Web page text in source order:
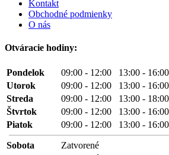
Kontakt
Obchodné podmienky
O nás
Otváracie hodiny:
Pondelok
09:00 - 12:00 13:00 - 16:00
Utorok
09:00 - 12:00 13:00 - 16:00
Streda
09:00 - 12:00 13:00 - 18:00
Štvrtok
09:00 - 12:00 13:00 - 16:00
Piatok
09:00 - 12:00 13:00 - 16:00
Sobota
Zatvorené